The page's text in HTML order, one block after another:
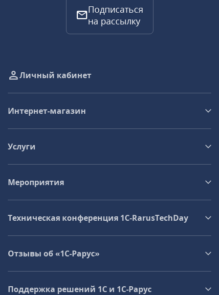
Подписаться
на рассылку
Личный кабинет
Интернет-магазин
Услуги
Мероприятия
Техническая конференция 1C‑RarusTechDay
Отзывы об «1С-Рарус»
Поддержка решений 1С и 1С‑Рарус